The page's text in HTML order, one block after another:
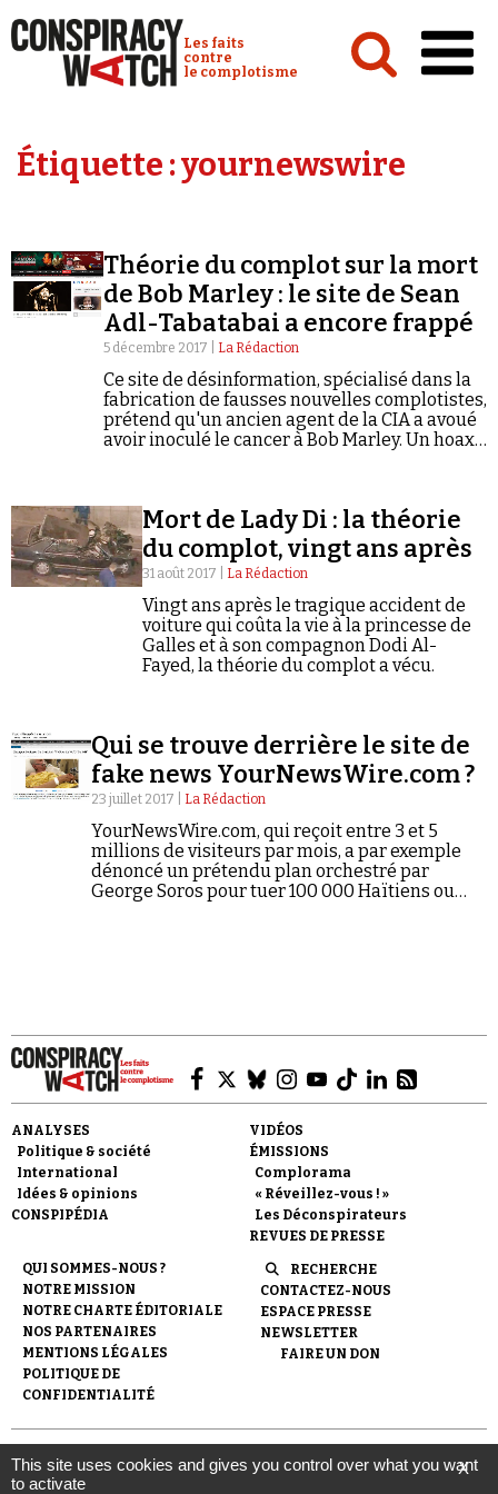
Conspiracy Watch :
Les faits
contre
le complotisme
Analyses
Vidéos
Émissions
Revues de presse
Faire un don
Demander à Vera
Étiquette :yournewswire
Théorie du complot sur la mort
de Bob Marley : le site de Sean
Adl-Tabatabai a encore frappé
5 décembre 2017 | La Rédaction
Ce site de désinformation, spécialisé dans la
fabrication de fausses nouvelles complotistes,
prétend qu'un ancien agent de la CIA a avoué
avoir inoculé le cancer à Bob Marley. Un hoax
Mort de Lady Di : la théorie
du complot, vingt ans après
31 août 2017 | La Rédaction
Vingt ans après le tragique accident de
voiture qui coûta la vie à la princesse de
Galles et à son compagnon Dodi Al-
Fayed, la théorie du complot a vécu.
Qui se trouve derrière le site de
fake news YourNewsWire.com ?
23 juillet 2017 | La Rédaction
YourNewsWire.com, qui reçoit entre 3 et 5
millions de visiteurs par mois, a par exemple
dénoncé un prétendu plan orchestré par
George Soros pour tuer 100 000 Haïtiens ou
ANALYSES
Politique & société
International
Idées & opinions
CONSPIPÉDIA
VIDÉOS
ÉMISSIONS
Complorama
« Réveillez-vous ! »
Les Déconspirateurs
REVUES DE PRESSE
QUI SOMMES-NOUS ?
NOTRE MISSION
NOTRE CHARTE ÉDITORIALE
NOS PARTENAIRES
MENTIONS LÉGALES
POLITIQUE DE
CONFIDENTIALITÉ
RECHERCHE
CONTACTEZ-NOUS
ESPACE PRESSE
NEWSLETTER
FAIRE UN DON
© 2007- 2026 Conspiracy Watch | Une réalisation de
l'Observatoire du conspirationnisme (association loi de 1901) avec
le soutien de la Fondation pour la Mémoire de la Shoah.
X
This site uses cookies and gives you control over what you want
to activate